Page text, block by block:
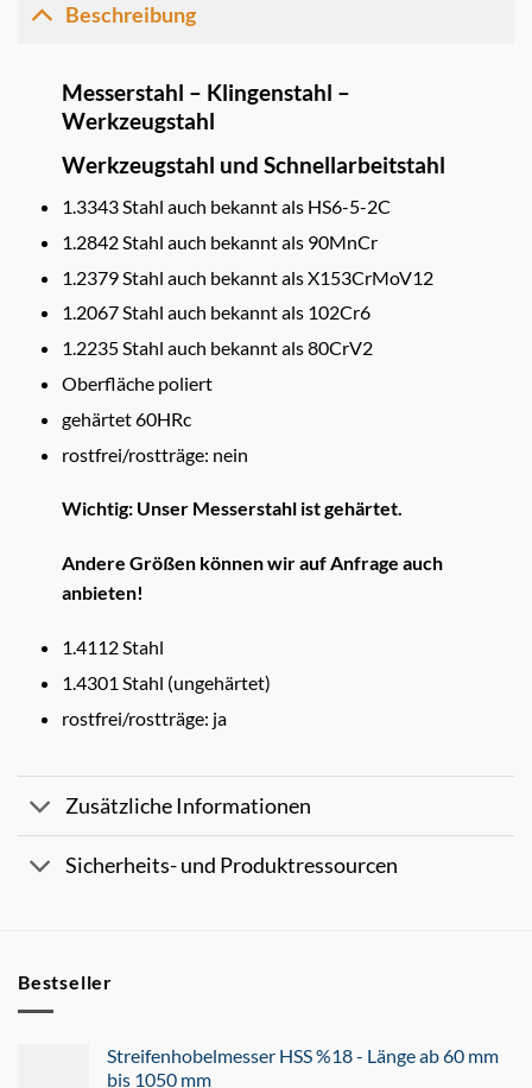
Beschreibung
Messerstahl – Klingenstahl –
Werkzeugstahl
Werkzeugstahl und Schnellarbeitstahl
1.3343 Stahl auch bekannt als HS6-5-2C
1.2842 Stahl auch bekannt als 90MnCr
1.2379 Stahl auch bekannt als X153CrMoV12
1.2067 Stahl auch bekannt als 102Cr6
1.2235 Stahl auch bekannt als 80CrV2
Oberfläche poliert
gehärtet 60HRc
rostfrei/rostträge: nein
Wichtig: Unser Messerstahl ist gehärtet.
Andere Größen können wir auf Anfrage auch
anbieten!
1.4112 Stahl
1.4301 Stahl (ungehärtet)
rostfrei/rostträge: ja
Zusätzliche Informationen
Sicherheits- und Produktressourcen
Bestseller
Streifenhobelmesser HSS %18 - Länge ab 60 mm
bis 1050 mm